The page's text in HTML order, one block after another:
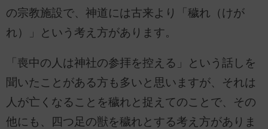
の宗教施設で、神道には古来より「穢れ（けが
れ）」という考え方があります。
「喪中の人は神社の参拝を控える」という話しを
聞いたことがある方も多いと思いますが、それは
人が亡くなることを穢れと捉えてのことで、その
他にも、四つ足の獣を穢れとする考え方がありま